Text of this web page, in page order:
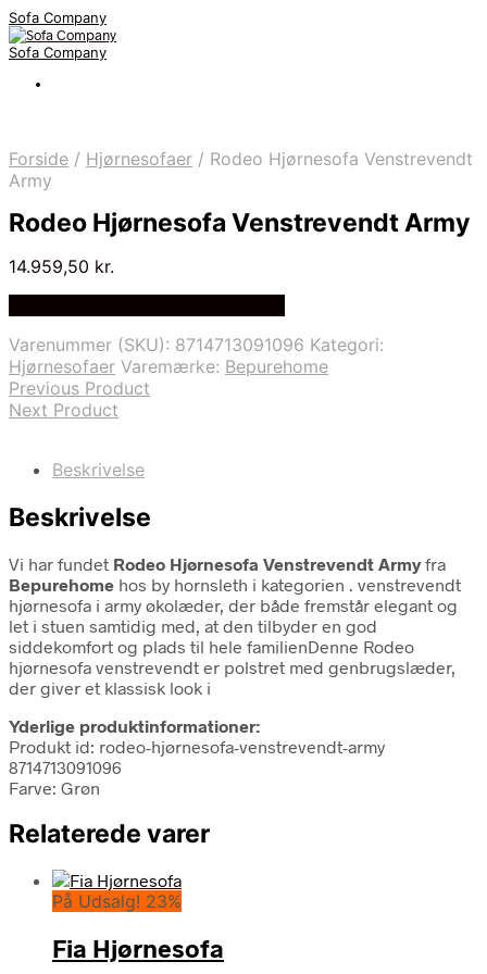
Sofa Company
Sofa Company
Forside / Hjørnesofaer / Rodeo Hjørnesofa Venstrevendt
Army
Rodeo Hjørnesofa Venstrevendt Army
14.959,50 kr.
Varenummer (SKU): 8714713091096 Kategori:
Hjørnesofaer Varemærke: Bepurehome
Previous Product
Next Product
Beskrivelse
Beskrivelse
Vi har fundet Rodeo Hjørnesofa Venstrevendt Armyfra
Bepurehome hos by hornsleth i kategorien . venstrevendt
hjørnesofa i army økolæder, der både fremstår elegant og
let i stuen samtidig med, at den tilbyder en god
siddekomfort og plads til hele familienDenne Rodeo
hjørnesofa venstrevendt er polstret med genbrugslæder,
der giver et klassisk look i
Yderlige produktinformationer:
Produkt id: rodeo-hjørnesofa-venstrevendt-army
8714713091096
Farve: Grøn
Relaterede varer
På Udsalg! 23%
Fia Hjørnesofa